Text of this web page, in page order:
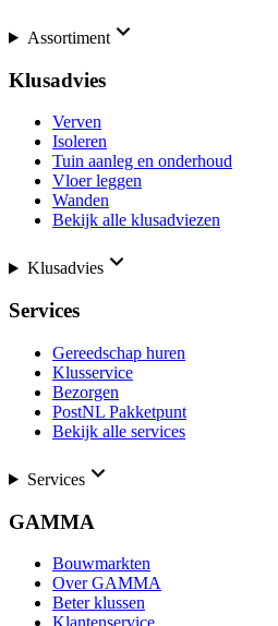
Assortiment
Klusadvies
Verven
Isoleren
Tuin aanleg en onderhoud
Vloer leggen
Wanden
Bekijk alle klusadviezen
Klusadvies
Services
Gereedschap huren
Klusservice
Bezorgen
PostNL Pakketpunt
Bekijk alle services
Services
GAMMA
Bouwmarkten
Over GAMMA
Beter klussen